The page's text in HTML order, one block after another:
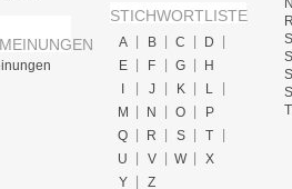
STICHWORTLISTE
A B C
D
E
F G
H
I
J K
L
M
N O
P
Q
R S
T
U
V W
X
Y
Z